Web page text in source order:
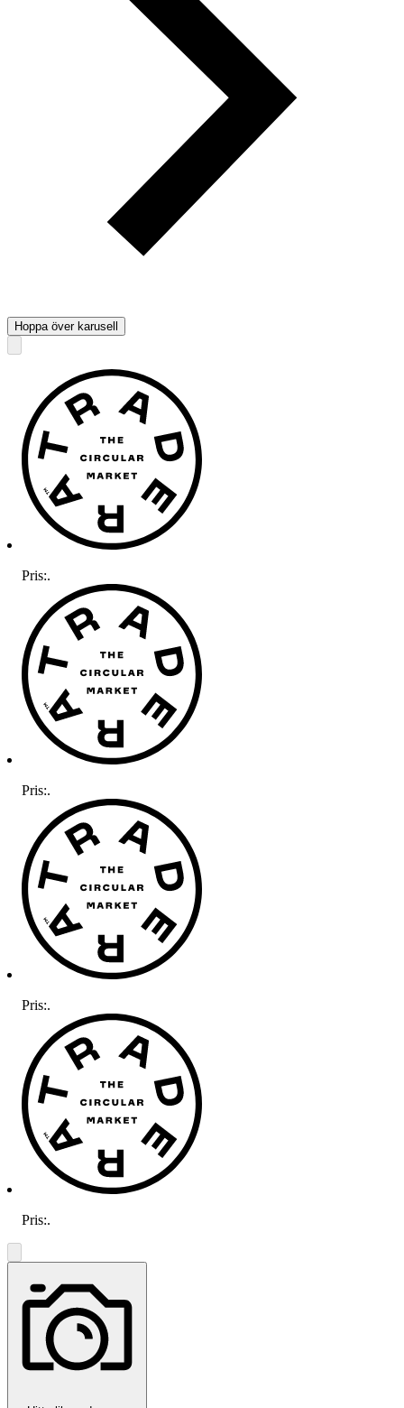
Hoppa över karusell
Pris:.
Pris:.
Pris:.
Pris:.